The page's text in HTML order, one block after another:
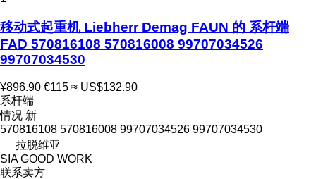
移动式起重机 Liebherr Demag FAUN 的 系杆端
FAD 570816108 570816008 99707034526
99707034530
¥896.90 €115 ≈ US$132.90
系杆端
情况 新
570816108 570816008 99707034526 99707034530
拉脱维亚
SIA GOOD WORK
联系卖方